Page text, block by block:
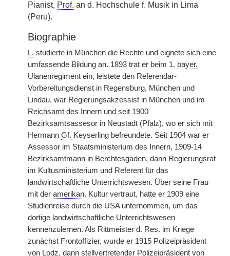
Pianist, Prof. an d. Hochschule f. Musik in Lima
(Peru).
Biographie
L. studierte in München die Rechte und eignete sich eine
umfassende Bildung an. 1893 trat er beim 1. bayer.
Ulanenregiment ein, leistete den Referendar-
Vorbereitungsdienst in Regensburg, München und
Lindau, war Regierungsakzessist in München und im
Reichsamt des Innern und seit 1900
Bezirksamtsassesor in Neustadt (Pfalz), wo er sich mit
Hermann Gf. Keyserling befreundete. Seit 1904 war er
Assessor im Staatsministerium des Innern, 1909-14
Bezirksamtmann in Berchtesgaden, dann Regierungsrat
im Kultusministerium und Referent für das
landwirtschaftliche Unterrichtswesen. Über seine Frau
mit der amerikan. Kultur vertraut, hatte er 1909 eine
Studienreise durch die USA unternommen, um das
dortige landwirtschaftliche Unterrichtswesen
kennenzulernen. Als Rittmeister d. Res. im Kriege
zunächst Frontoffizier, wurde er 1915 Polizeipräsident
von Lodz, dann stellvertretender Polizeipräsident von